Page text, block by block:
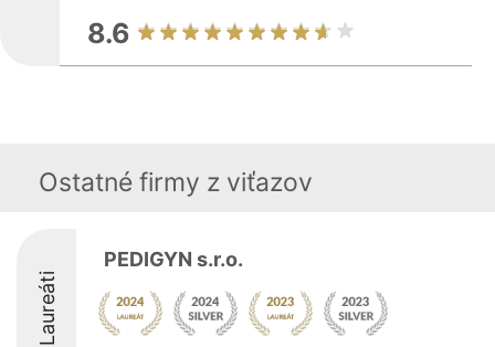
8.6
Ostatné firmy z viťazov
Laureáti
PEDIGYN s.r.o.